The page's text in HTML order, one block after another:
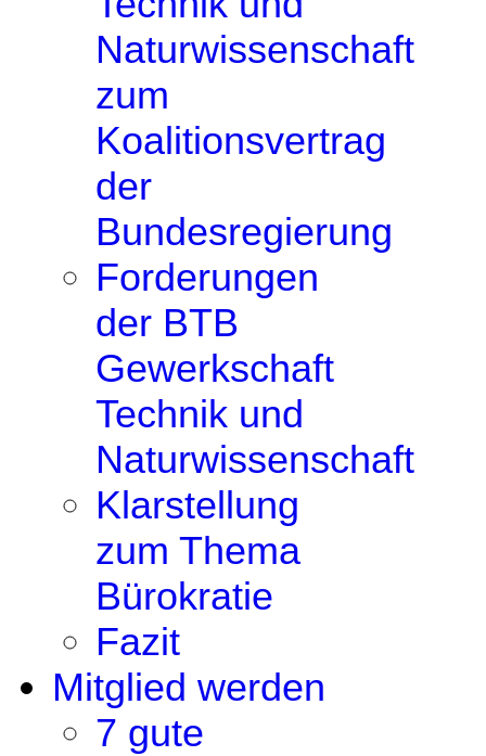
Naturwissenschaft
zum
Koalitionsvertrag
der
Bundesregierung
Forderungen
der BTB
Gewerkschaft
Technik und
Naturwissenschaft
Klarstellung
zum Thema
Bürokratie
Fazit
Mitglied werden
7 gute